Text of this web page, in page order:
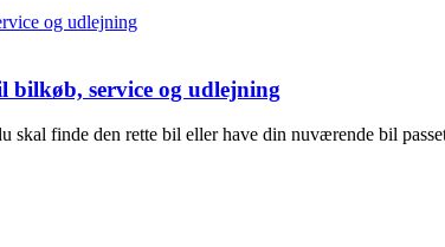
service og udlejning
skal finde den rette bil eller have din nuværende bil